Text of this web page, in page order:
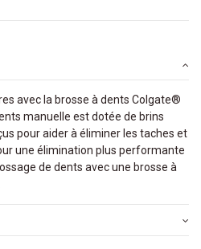
avec la brosse à dents Colgate®
manuelle est dotée de brins
pour aider à éliminer les taches et
une élimination plus performante
de dents avec une brosse à